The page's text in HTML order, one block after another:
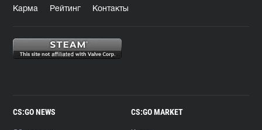
Карма Рейтинг Контакты
CS:GO NEWS CS:GO MARKET